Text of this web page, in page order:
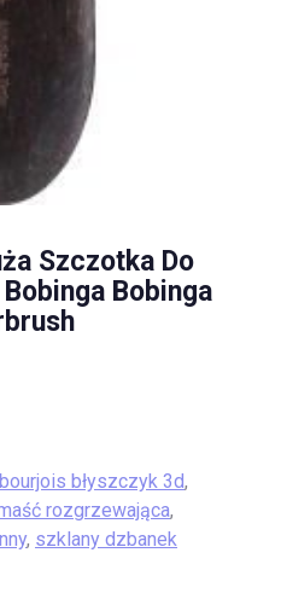
Szczotka Do
Bobinga
bourjois błyszczyk 3d,
rozgrzewająca,
, szklany dzbanek